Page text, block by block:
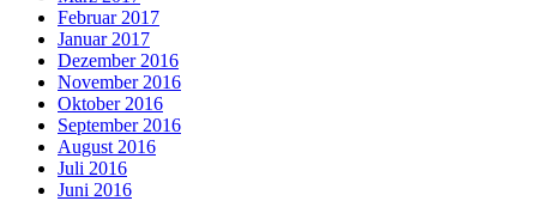
Februar 2017
Januar 2017
Dezember 2016
November 2016
Oktober 2016
September 2016
August 2016
Juli 2016
Juni 2016